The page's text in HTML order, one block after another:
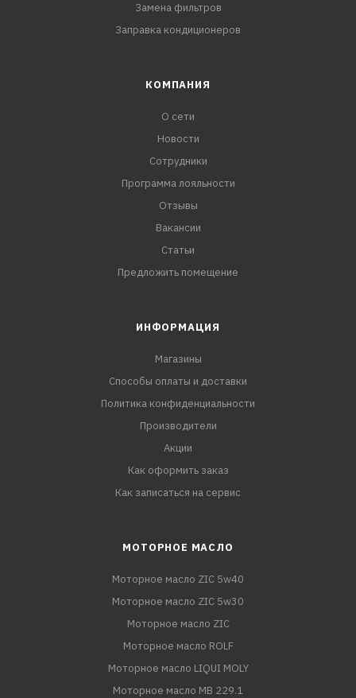
Замена фильтров
Заправка кондиционеров
КОМПАНИЯ
О сети
Новости
Сотрудники
Программа лояльности
Отзывы
Вакансии
Статьи
Предложить помещение
ИНФОРМАЦИЯ
Магазины
Способы оплаты и доставки
Политика конфиденциальности
Производители
Акции
Как оформить заказ
Как записаться на сервис
МОТОРНОЕ МАСЛО
Моторное масло ZIC 5w40
Моторное масло ZIC 5w30
Моторное масло ZIC
Моторное масло ROLF
Моторное масло LIQUI MOLY
Моторное масло MB 229.1